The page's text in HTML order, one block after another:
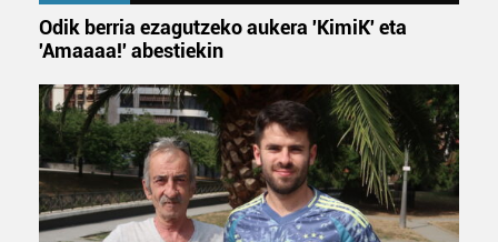
Odik berria ezagutzeko aukera 'KimiK' eta
'Amaaaa!' abestiekin